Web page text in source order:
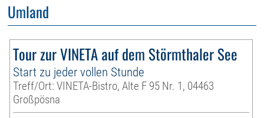
Umland
Tour zur VINETA auf dem Störmthaler See
Start zu jeder vollen Stunde
Treff/Ort: VINETA-Bistro, Alte F 95 Nr. 1, 04463
Großpösna